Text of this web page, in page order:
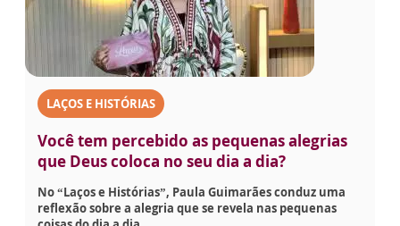
LAÇOS E HISTÓRIAS
Você tem percebido as pequenas alegrias
que Deus coloca no seu dia a dia?
No “Laços e Histórias”, Paula Guimarães conduz uma
reflexão sobre a alegria que se revela nas pequenas